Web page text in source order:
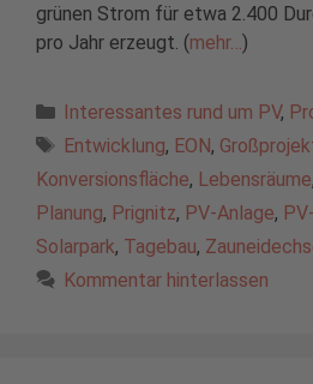
grünen Strom für etwa 2.400
pro Jahr erzeugt. (mehr…)
Kategorien
Interessantes rund um PV,
Schlagwörter
Entwicklung, EON,
Konversionsfläche, Lebensräume,
Planung, Prignitz, PV-Anlage,
Solarpark, Tagebau,
Kommentar hinterlassen